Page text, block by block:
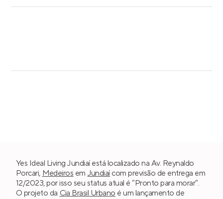
Yes Ideal Living Jundiaí está localizado na Av. Reynaldo
Porcari, Medeiros em Jundiaí com previsão de entrega em
12/2023, por isso seu status atual é “Pronto para morar”.
O projeto da Cia Brasil Urbano é um lançamento de